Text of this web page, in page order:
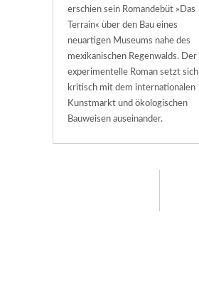
erschien sein Romandebüt »Das
Terrain« über den Bau eines
neuartigen Museums nahe des
mexikanischen Regenwalds. Der
experimentelle Roman setzt sich
kritisch mit dem internationalen
Kunstmarkt und ökologischen
Bauweisen auseinander.